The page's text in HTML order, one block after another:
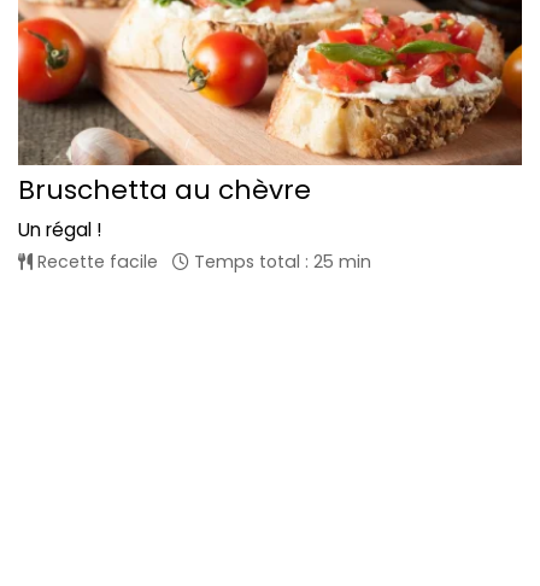
Bruschetta au chèvre
Un régal !
Recette facile Temps total : 25 min